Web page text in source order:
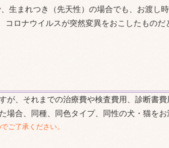
生まれつき（先天性）の場合でも、お渡し
コロナウイルスが突然変異をおこしたもの
が、それまでの治療費や検査費用、診断書費
場合、同種、同色タイプ、同性の犬・猫をお
ご了承ください。